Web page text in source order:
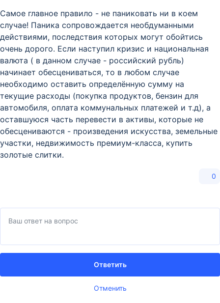
Самое главное правило - не паниковать ни в коем
случае! Паника сопровождается необдуманными
действиями, последствия которых могут обойтись
очень дорого. Если наступил кризис и национальная
валюта ( в данном случае - российский рубль)
начинает обесцениваться, то в любом случае
необходимо оставить определённую сумму на
текущие расходы (покупка продуктов, бензин для
автомобиля, оплата коммунальных платежей и т.д), а
оставшуюся часть перевести в активы, которые не
обесцениваются - произведения искусства, земельные
участки, недвижимость премиум-класса, купить
золотые слитки.
0
Отменить
Ответить